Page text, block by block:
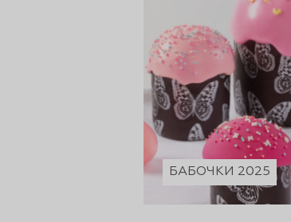
БАБОЧКИ 2025